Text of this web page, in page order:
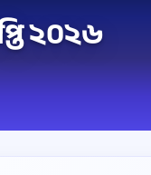
২০২৬